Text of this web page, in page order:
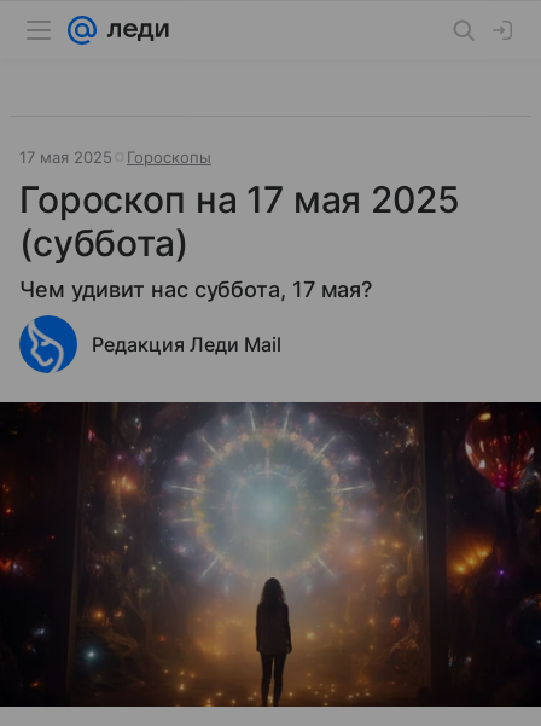
17 мая 2025 Гороскопы
Гороскоп на 17 мая 2025
(суббота)
Чем удивит нас суббота, 17 мая?
Редакция Леди Mail